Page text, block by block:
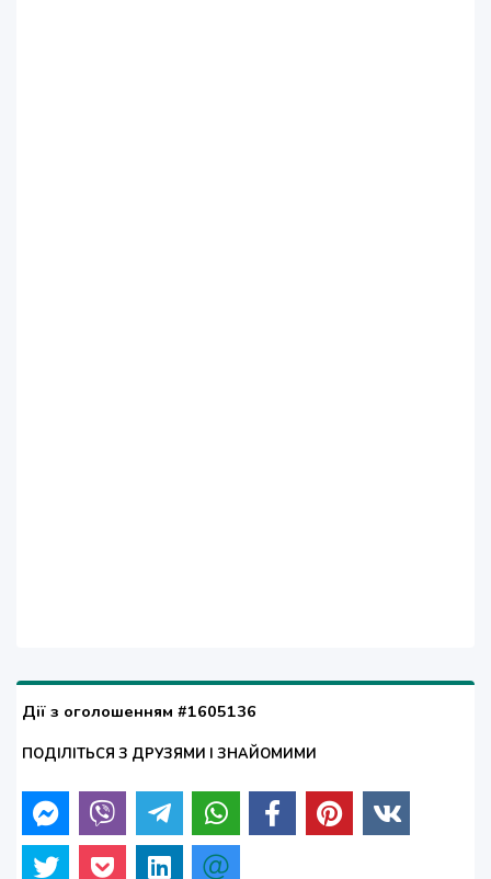
Дії з оголошенням #1605136
ПОДІЛІТЬСЯ З ДРУЗЯМИ І ЗНАЙОМИМИ